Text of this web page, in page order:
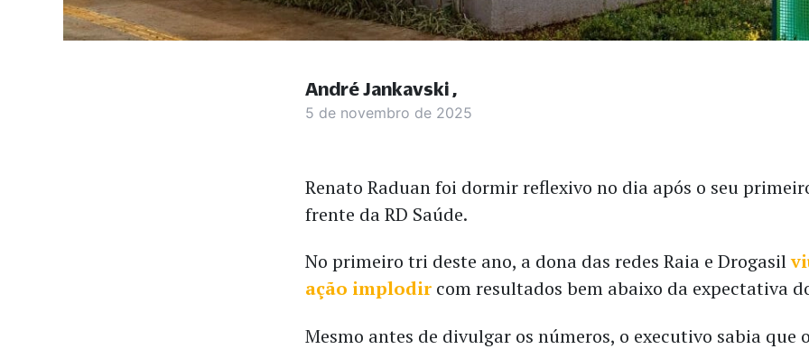
5 de novembro de 2025
Renato Raduan foi dormir reflexivo no dia após o seu
frente da RD Saúde.
No primeiro tri deste ano, a dona das redes Raia e Drogasil
ação implodir com resultados bem abaixo da expectativa
Mesmo antes de divulgar os números, o executivo sabia que
André Jankavski